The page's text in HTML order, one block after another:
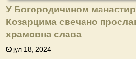
У Богородичином
Козарцима свечано
храмовна слава
јул 18, 2024